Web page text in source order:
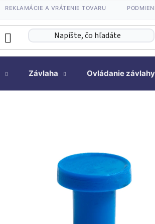
REKLAMÁCIE A VRÁTENIE TOVARU
Závlaha Ovládanie